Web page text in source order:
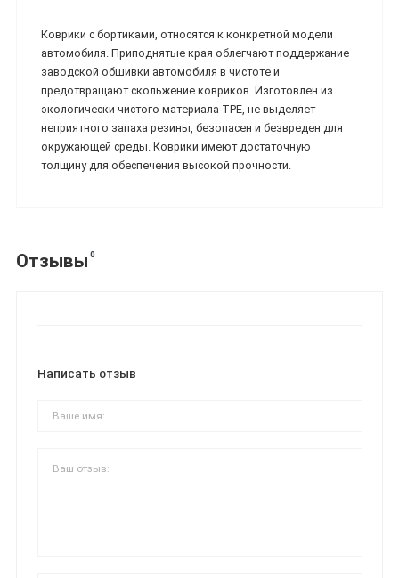
Коврики с бортиками, относятся к конкретной модели
автомобиля. Приподнятые края облегчают поддержание
заводской обшивки автомобиля в чистоте и
предотвращают скольжение ковриков. Изготовлен из
экологически чистого материала TPE, не выделяет
неприятного запаха резины, безопасен и безвреден для
окружающей среды. Коврики имеют достаточную
толщину для обеспечения высокой прочности.
Отзывы 0
Написать отзыв